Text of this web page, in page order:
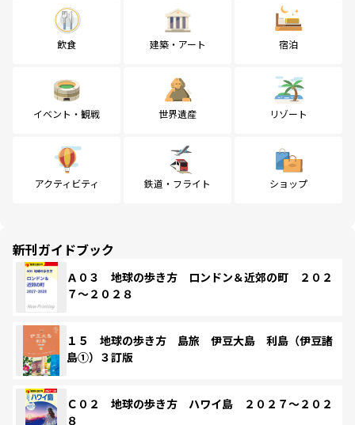
飲食 建築・アート 宿泊
イベント・観戦 世界遺産 リゾート
アクティビティ 鉄道・フライト ショップ
新刊ガイドブック
Ａ０３ 地球の歩き方 ロンドン＆近郊の町 ２０２
７～２０２８
１５ 地球の歩き方 島旅 伊豆大島 利島（伊豆諸
島①）３訂版
Ｃ０２ 地球の歩き方 ハワイ島 ２０２７～２０２
８